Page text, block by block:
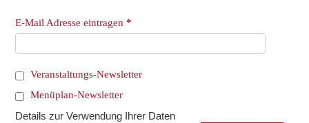
E-Mail Adresse eintragen*
Veranstaltungs-Newsletter
Menüplan-Newsletter
Details zur Verwendung Ihrer Daten